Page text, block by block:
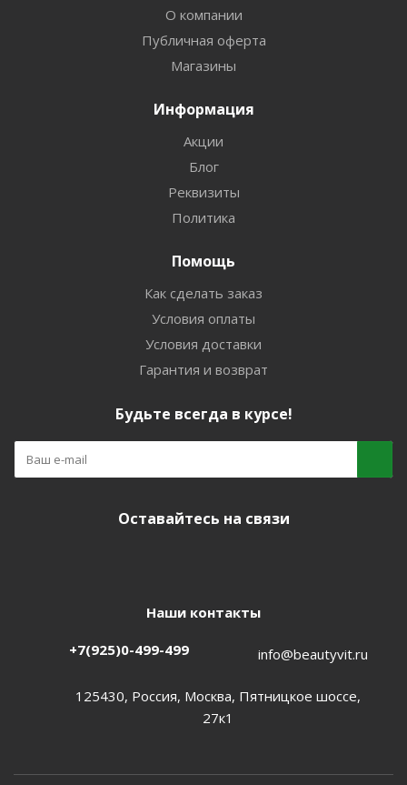
О компании
Публичная оферта
Магазины
Информация
Акции
Блог
Реквизиты
Политика
Помощь
Как сделать заказ
Условия оплаты
Условия доставки
Гарантия и возврат
Будьте всегда в курсе!
Оставайтесь на связи
Наши контакты
+7(925)0-499-499 info@beautyvit.ru
125430, Россия, Москва, Пятницкое шоссе,
27к1